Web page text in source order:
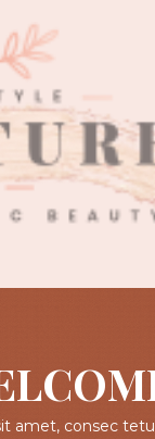
amet, consec